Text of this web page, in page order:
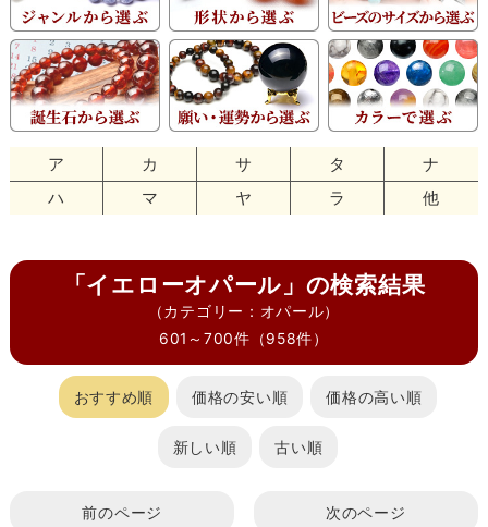
ア カ サ タ
ナ
ハ
マ ヤ ラ 他
「イエローオパール」の検索結果
（カテゴリー：オパール）
601～700件（958件）
おすすめ順 価格の安い順 価格の高い順
新しい順 古い順
前のページ 次のページ